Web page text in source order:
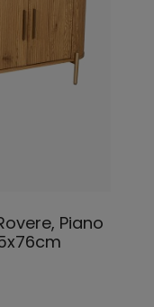
Piano